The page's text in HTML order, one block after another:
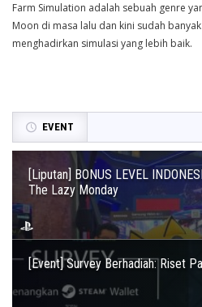
Farm Simulation adalah sebuah genre
Moon di masa lalu dan kini sudah
menghadirkan simulasi yang lebih baik.
EVENT
[Liputan] BONUS LEVEL
The Lazy Monday
[Event] Survey Berhadiah: Riset